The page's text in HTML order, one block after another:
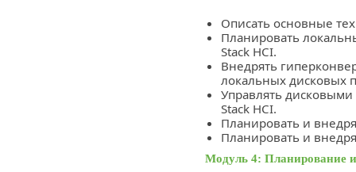
Описать основные
Планировать
Stack HCI.
Внедрять
локальных дисковых
Управлять
Stack HCI.
Планировать и
Планировать и
Модуль 4: Планирование